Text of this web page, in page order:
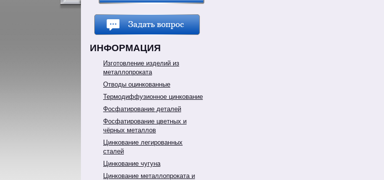
ИНФОРМАЦИЯ
Изготовление изделий из
металлопроката
Отводы оцинкованные
Термодиффузионное цинкование
Фосфатирование деталей
Фосфатирование цветных и
чёрных металлов
Цинкование легированных
сталей
Цинкование чугуна
Цинкование металлопроката и